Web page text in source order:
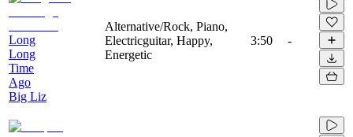
Long
Long
Time
Ago
Big Liz
Alternative/Rock, Piano,
Electricguitar, Happy,
Energetic
3:50 -